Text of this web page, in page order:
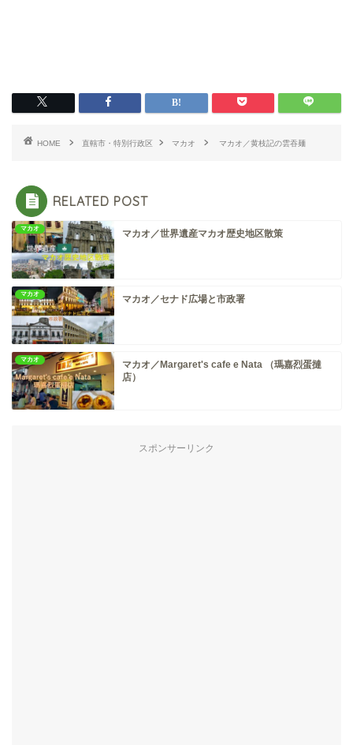
HOME 直轄市・特別行政区 マカオ マカオ／黄枝記の雲吞麺
RELATED POST
マカオ マカオ／世界遺産マカオ歴史地区散策
マカオ マカオ／セナド広場と市政署
マカオ
マカオ／Margaret's cafe e Nata （瑪嘉烈蛋撻
店）
スポンサーリンク